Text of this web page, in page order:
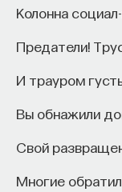
Колонна
Предатели!
И трауром
Вы обнажили
Свой
Многие
легендарный
о
об этих
Северяне
«Повесть»